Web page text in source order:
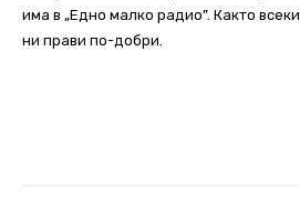
има в „Едно малко радио”. Както
ни прави по-добри.